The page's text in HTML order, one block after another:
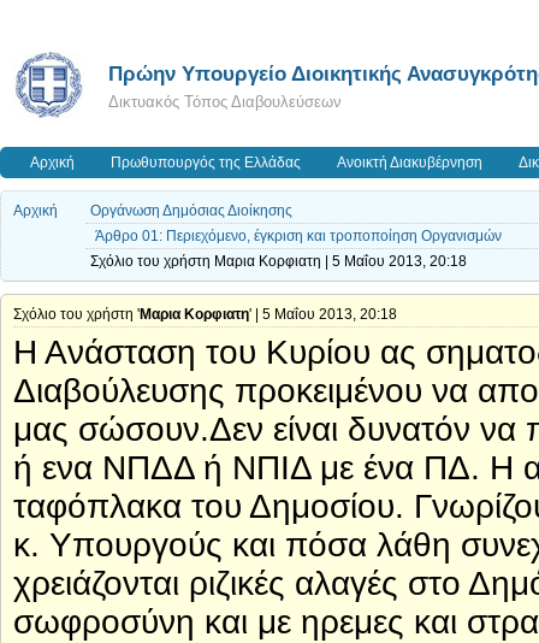
Πρώην Υπουργείο Διοικητικής
Δικτυακός Τόπος Διαβουλεύσεων
Αρχική Πρωθυπουργός της Ελλάδας Ανοικτή Διακυβέρνηση
Αρχική
Οργάνωση Δημόσιας Διοίκησης
Άρθρο 01: Περιεχόμενο, έγκριση και τροποποίηση Οργανισμών
Σχόλιο του χρήστη Μαρια Κορφιατη | 5 Μαΐου 2013, 20:18
Σχόλιο του χρήστη 'Μαρια Κορφιατη' | 5 Μαΐου 2013, 20:18
Η Ανάσταση του Κυρίου ας
Διαβούλευσης προκειμένου να
μας σώσουν.Δεν είναι δυνατόν να
ή ενα ΝΠΔΔ ή ΝΠΙΔ με ένα ΠΔ. Η
ταφόπλακα του Δημοσίου.
κ. Υπουργούς και πόσα λάθη
χρειάζονται ριζικές αλαγές στο
σωφροσύνη και με ηρεμες και